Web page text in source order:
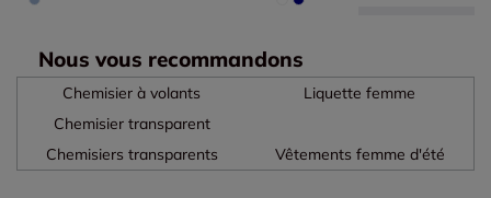
Nous vous recommandons
Chemisier à volants
Chemisier transparent
Liquette femme
Chemisiers transparents Vêtements femme d'été